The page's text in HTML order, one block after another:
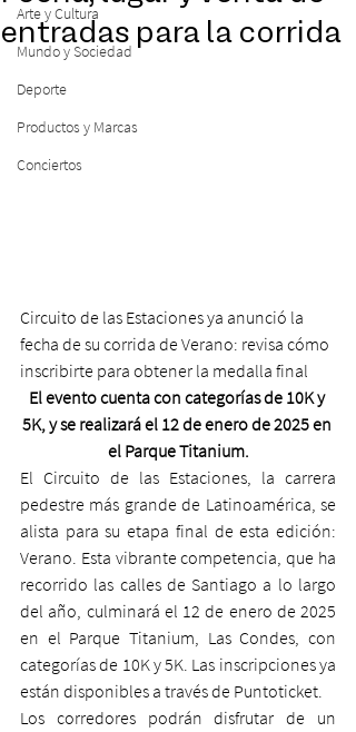
Arte y Cultura
Mundo y Sociedad
Deporte
Productos y Marcas
Conciertos
entradas para la corrida
Circuito de las Estaciones ya anunció la
fecha de su corrida de Verano: revisa cómo
inscribirte para obtener la medalla final
El evento cuenta con categorías de 10K y
5K, y se realizará el 12 de enero de 2025 en
el Parque Titanium.
El Circuito de las Estaciones, la carrera
pedestre más grande de Latinoamérica, se
alista para su etapa final de esta edición:
Verano. Esta vibrante competencia, que ha
recorrido las calles de Santiago a lo largo
del año, culminará el 12 de enero de 2025
en el Parque Titanium, Las Condes, con
categorías de 10K y 5K. Las inscripciones ya
están disponibles a través de Puntoticket.
Los corredores podrán disfrutar de un